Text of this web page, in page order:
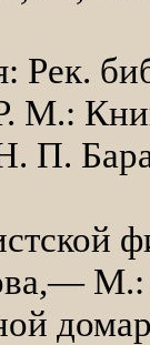
Рек.
М.:
П.